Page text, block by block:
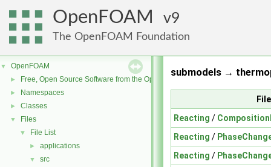
OpenFOAM 9
The OpenFOAM Foundation
▼ OpenFOAM
► Free, Open Source Software from the OpenFOAM Foundation
► Namespaces
► Classes
▼ Files
▼ File List
► applications
▼ src
submodels →
Reacting /
Reacting /
Reacting /